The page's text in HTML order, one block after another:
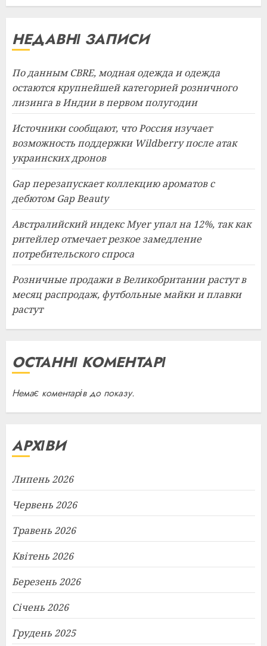
НЕДАВНІ ЗАПИСИ
По данным CBRE, модная одежда и одежда
остаются крупнейшей категорией розничного
лизинга в Индии в первом полугодии
Источники сообщают, что Россия изучает
возможность поддержки Wildberry после атак
украинских дронов
Gap перезапускает коллекцию ароматов с
дебютом Gap Beauty
Австралийский индекс Myer упал на 12%, так как
ритейлер отмечает резкое замедление
потребительского спроса
Розничные продажи в Великобритании растут в
месяц распродаж, футбольные майки и плавки
растут
ОСТАННІ КОМЕНТАРІ
Немає коментарів до показу.
АРХІВИ
Липень 2026
Червень 2026
Травень 2026
Квітень 2026
Березень 2026
Січень 2026
Грудень 2025